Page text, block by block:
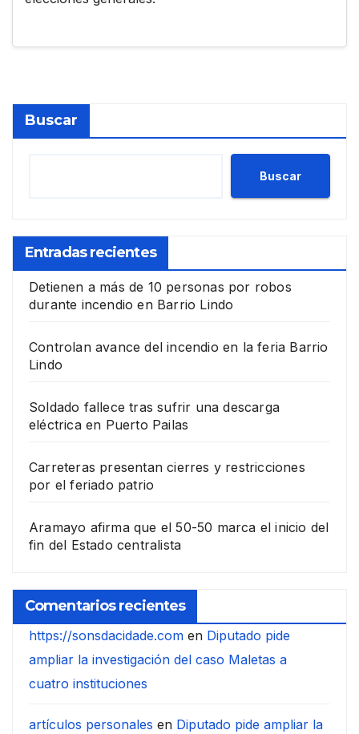
Buscar
Buscar
Entradas recientes
Detienen a más de 10 personas por robos
durante incendio en Barrio Lindo
Controlan avance del incendio en la feria Barrio
Lindo
Soldado fallece tras sufrir una descarga
eléctrica en Puerto Pailas
Carreteras presentan cierres y restricciones
por el feriado patrio
Aramayo afirma que el 50-50 marca el inicio del
fin del Estado centralista
Comentarios recientes
https://sonsdacidade.com en Diputado pide
ampliar la investigación del caso Maletas a
cuatro instituciones
artículos personales en Diputado pide ampliar la